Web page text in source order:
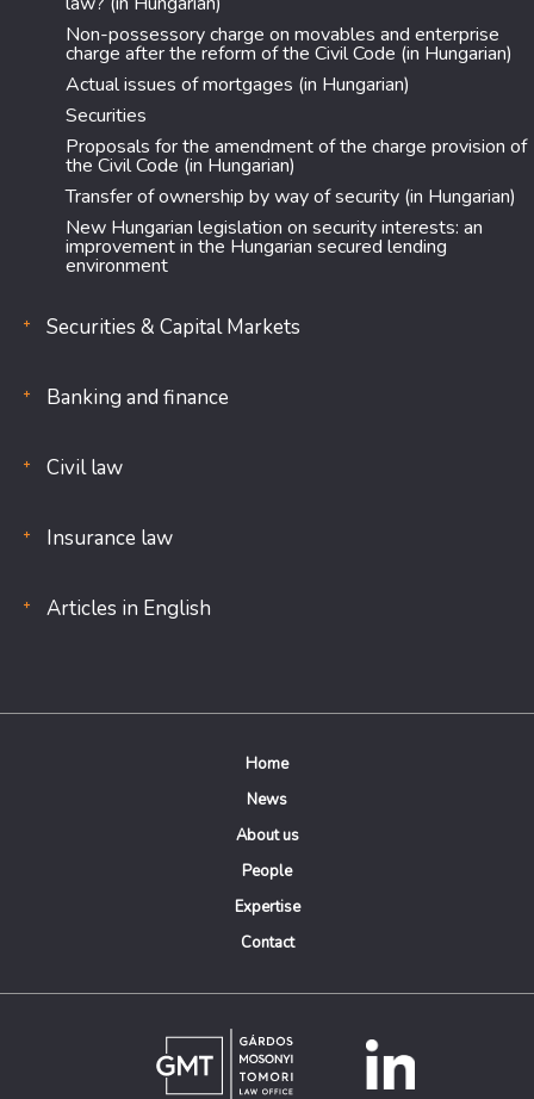
Non-possessory charge on movables and enterprise
charge after the reform of the Civil Code (in Hungarian)
Actual issues of mortgages (in Hungarian)
Securities
Proposals for the amendment of the charge provision of
the Civil Code (in Hungarian)
Transfer of ownership by way of security (in Hungarian)
New Hungarian legislation on security interests: an
improvement in the Hungarian secured lending
environment
Securities & Capital Markets
Banking and finance
Civil law
Insurance law
Articles in English
Home
News
About us
People
Expertise
Contact